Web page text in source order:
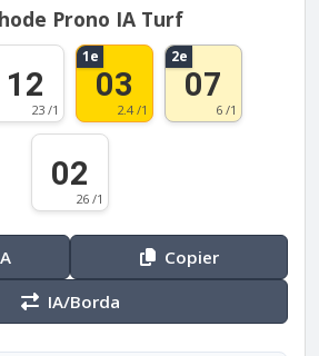
Prono IA Turf
12
23 /1
1e
03
2.4 /1
2e
07
6 /1
02
26 /1
Copier
IA/Borda